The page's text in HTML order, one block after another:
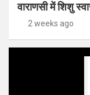
वाराणसी में शिशु
2 weeks ago